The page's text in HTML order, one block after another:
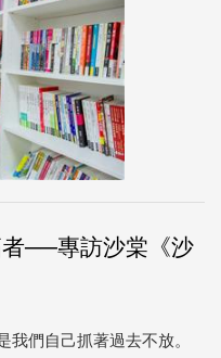
──專訪沙棠《沙
我們自己抓著過去不放。